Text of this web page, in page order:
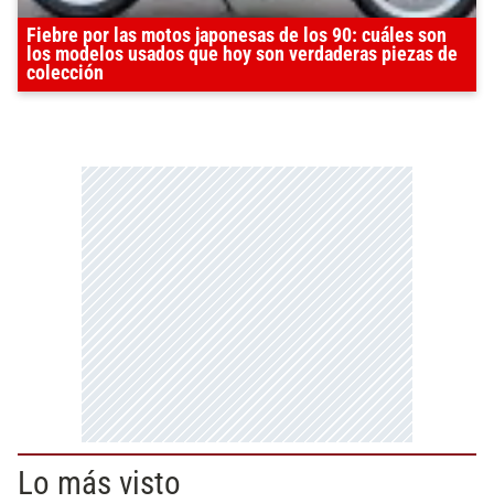
Fiebre por las motos japonesas de los 90: cuáles son
los modelos usados que hoy son verdaderas piezas de
colección
Lo más visto